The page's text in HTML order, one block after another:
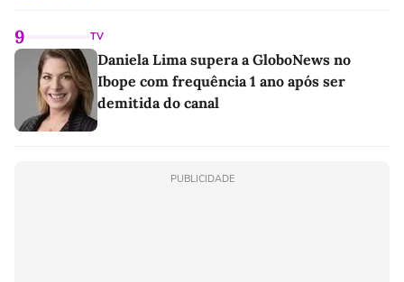
9 TV
Daniela Lima supera a GloboNews no
Ibope com frequência 1 ano após ser
demitida do canal
PUBLICIDADE